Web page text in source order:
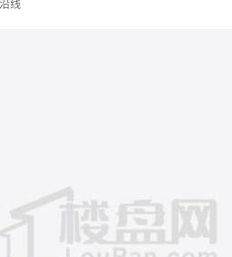
线